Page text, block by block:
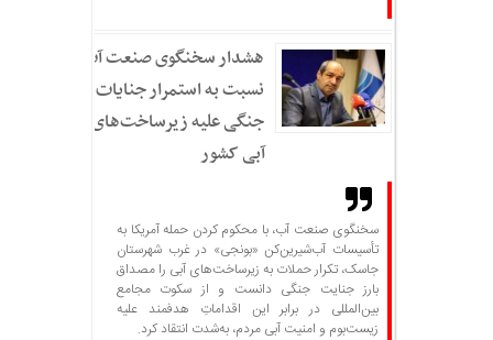
هشدار سخنگوی صنعت آب
نسبت به استمرار جنایات
جنگی علیه زیرساخت‌های
آبی کشور
سخنگوی صنعت آب، با محکوم کردن حمله آمریکا به
تأسیسات آب‌شیرین‌کن «بونجی» در غرب شهرستان
جاسک، تکرار حملات به زیرساخت‌های آبی را مصداق
بارز جنایت جنگی دانست و از سکوت مجامع
بین‌المللی در برابر این اقداماتِ هدفمند علیه
زیست‌بوم و امنیت آبی مردم، به‌شدت انتقاد کرد.